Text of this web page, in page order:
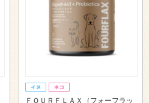
ＦＯＵＲＦＬＡＸ（フォーフラッ